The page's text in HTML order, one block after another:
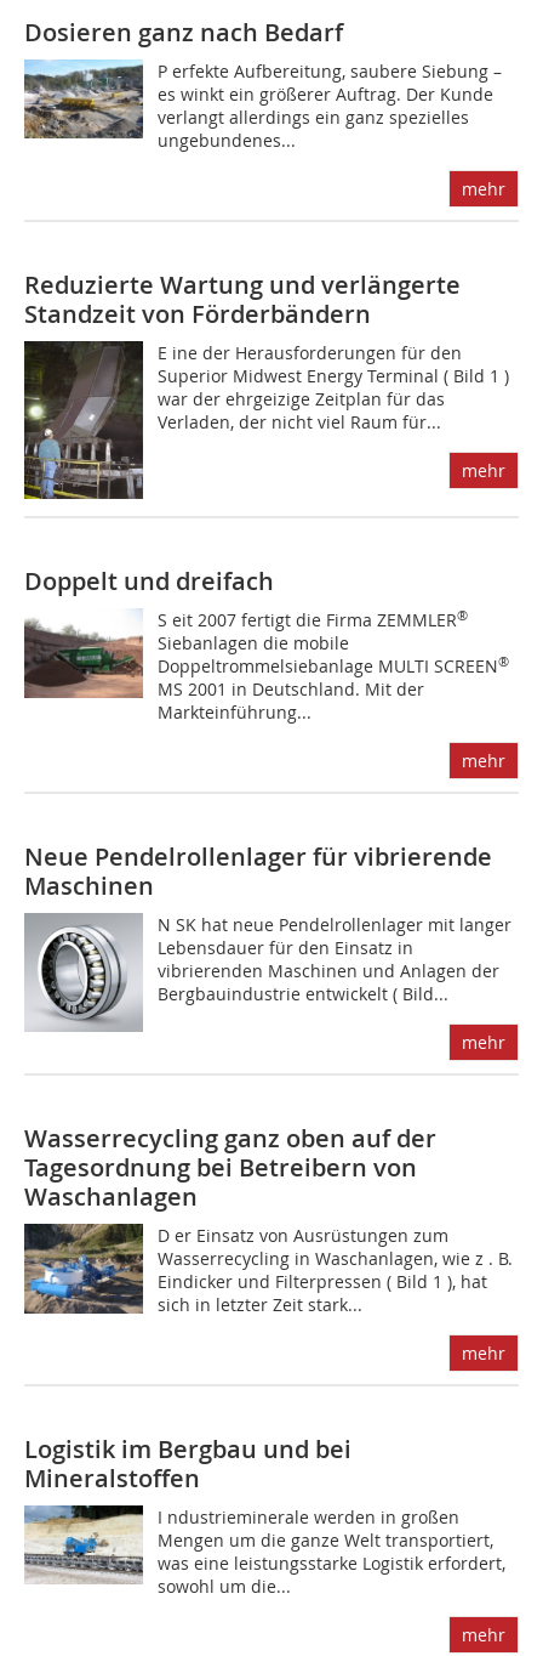
Dosieren ganz nach Bedarf
P erfekte Aufbereitung, saubere Siebung –
es winkt ein größerer Auftrag. Der Kunde
verlangt allerdings ein ganz spezielles
ungebundenes...
mehr
Reduzierte Wartung und verlängerte
Standzeit von Förderbändern
E ine der Herausforderungen für den
Superior Midwest Energy Terminal ( Bild 1 )
war der ehrgeizige Zeitplan für das
Verladen, der nicht viel Raum für...
mehr
Doppelt und dreifach
S eit 2007 fertigt die Firma ZEMMLER®
Siebanlagen die mobile
Doppeltrommelsiebanlage MULTI SCREEN®
MS 2001 in Deutschland. Mit der
Markteinführung...
mehr
Neue Pendelrollenlager für vibrierende
Maschinen
N SK hat neue Pendelrollenlager mit langer
Lebensdauer für den Einsatz in
vibrierenden Maschinen und Anlagen der
Bergbauindustrie entwickelt ( Bild...
mehr
Wasserrecycling ganz oben auf der
Tagesordnung bei Betreibern von
Waschanlagen
D er Einsatz von Ausrüstungen zum
Wasserrecycling in Waschanlagen, wie z . B.
Eindicker und Filterpressen ( Bild 1 ), hat
sich in letzter Zeit stark...
mehr
Logistik im Bergbau und bei
Mineralstoffen
I ndustrieminerale werden in großen
Mengen um die ganze Welt transportiert,
was eine leistungsstarke Logistik erfordert,
sowohl um die...
mehr